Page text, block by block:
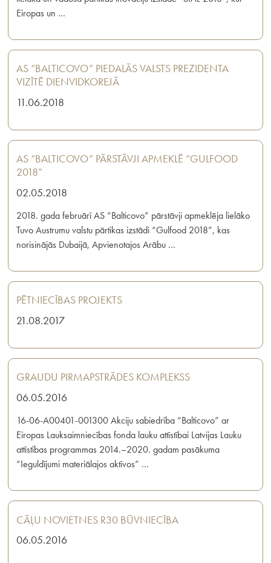
Eiropas un …
AS “BALTICOVO” PIEDALĀS VALSTS PREZIDENTA
VIZĪTĒ DIENVIDKOREJĀ
11.06.2018
AS “BALTICOVO” PĀRSTĀVJI APMEKLĒ “GULFOOD
2018”
02.05.2018
2018. gada februārī AS “Balticovo” pārstāvji apmeklēja lielāko
Tuvo Austrumu valstu pārtikas izstādi “Gulfood 2018”, kas
norisinājās Dubaijā, Apvienotajos Arābu …
PĒTNIECĪBAS PROJEKTS
21.08.2017
GRAUDU PIRMAPSTRĀDES KOMPLEKSS
06.05.2016
16-06-A00401-001300 Akciju sabiedrība “Balticovo” ar
Eiropas Lauksaimniecības fonda lauku attīstībai Latvijas Lauku
attīstības programmas 2014.–2020. gadam pasākuma
“Ieguldījumi materiālajos aktīvos” …
CĀĻU NOVIETNES R30 BŪVNIECĪBA
06.05.2016